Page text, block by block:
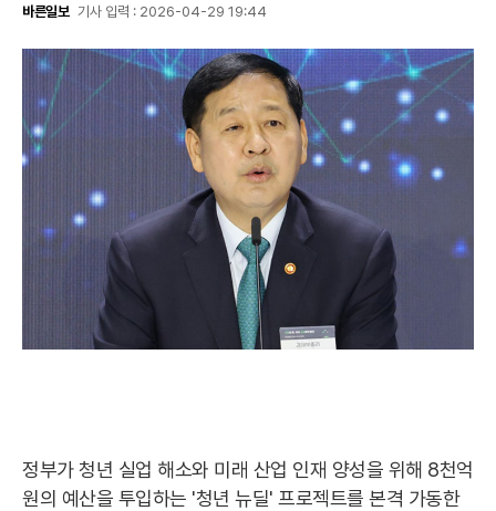
바른일보 기사 입력 : 2026-04-29 19:44
정부가 청년 실업 해소와 미래 산업 인재 양성을 위해 8천억
원의 예산을 투입하는 '청년 뉴딜' 프로젝트를 본격 가동한